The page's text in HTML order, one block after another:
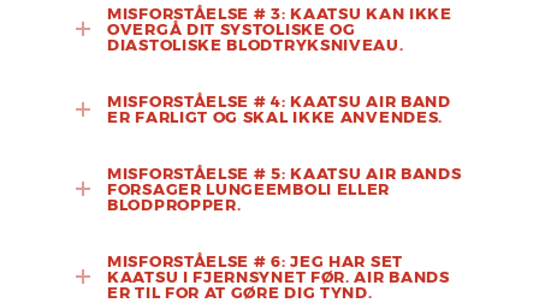
MISFORSTÅELSE # 3: KAATSU KAN IKKE
OVERGÅ DIT SYSTOLISKE OG
DIASTOLISKE BLODTRYKSNIVEAU.
MISFORSTÅELSE # 4: KAATSU AIR BAND
ER FARLIGT OG SKAL IKKE ANVENDES.
MISFORSTÅELSE # 5: KAATSU AIR BANDS
FORSAGER LUNGEEMBOLI ELLER
BLODPROPPER.
MISFORSTÅELSE # 6: JEG HAR SET
KAATSU I FJERNSYNET FØR. AIR BANDS
ER TIL FOR AT GØRE DIG TYND.